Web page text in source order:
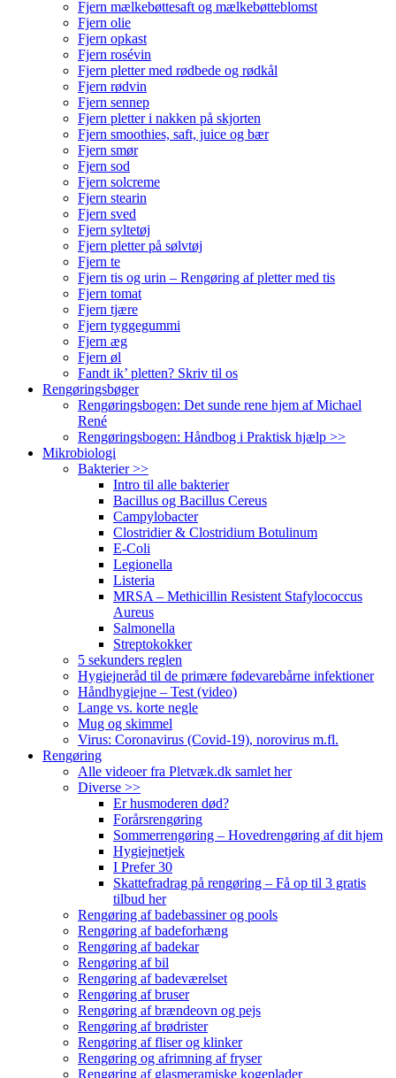
Fjern mælkebøttesaft og mælkebøtteblomst
Fjern olie
Fjern opkast
Fjern rosévin
Fjern pletter med rødbede og rødkål
Fjern rødvin
Fjern sennep
Fjern pletter i nakken på skjorten
Fjern smoothies, saft, juice og bær
Fjern smør
Fjern sod
Fjern solcreme
Fjern stearin
Fjern sved
Fjern syltetøj
Fjern pletter på sølvtøj
Fjern te
Fjern tis og urin – Rengøring af pletter med tis
Fjern tomat
Fjern tjære
Fjern tyggegummi
Fjern æg
Fjern øl
Fandt ik’ pletten? Skriv til os
Rengøringsbøger
Rengøringsbogen: Det sunde rene hjem af Michael
René
Rengøringsbogen: Håndbog i Praktisk hjælp >>
Mikrobiologi
Bakterier >>
Intro til alle bakterier
Bacillus og Bacillus Cereus
Campylobacter
Clostridier & Clostridium Botulinum
E-Coli
Legionella
Listeria
MRSA – Methicillin Resistent Stafylococcus
Aureus
Salmonella
Streptokokker
5 sekunders reglen
Hygiejneråd til de primære fødevarebårne infektioner
Håndhygiejne – Test (video)
Lange vs. korte negle
Mug og skimmel
Virus: Coronavirus (Covid-19), norovirus m.fl.
Rengøring
Alle videoer fra Pletvæk.dk samlet her
Diverse >>
Er husmoderen død?
Forårsrengøring
Sommerrengøring – Hovedrengøring af dit hjem
Hygiejnetjek
I Prefer 30
Skattefradrag på rengøring – Få op til 3 gratis
tilbud her
Rengøring af badebassiner og pools
Rengøring af badeforhæng
Rengøring af badekar
Rengøring af bil
Rengøring af badeværelset
Rengøring af bruser
Rengøring af brændeovn og pejs
Rengøring af brødrister
Rengøring af fliser og klinker
Rengøring og afrimning af fryser
Rengøring af glasmeramiske kogeplader